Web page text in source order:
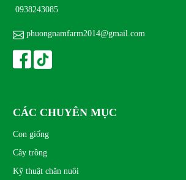
0938243085
phuongnamfarm2014@gmail.com
CÁC CHUYÊN MỤC
Con giống
Cây trồng
Kỹ thuật chăn nuôi